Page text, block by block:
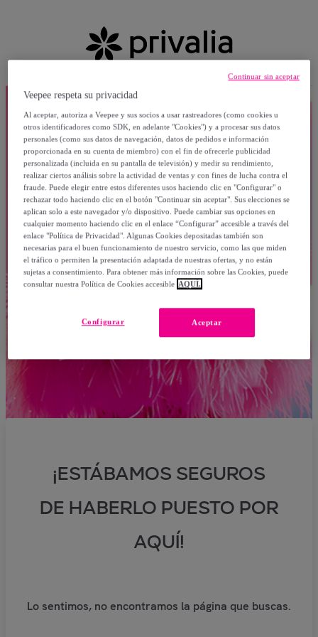
¡ESTÁBAMOS SEGUROS
DE HABERLO PUESTO POR
AQUÍ!
Lo sentimos, no encontramos la página que buscas.
Veepee respeta su privacidad
Al aceptar, autoriza a Veepee y sus socios a usar rastreadores (como cookies u
otros identificadores como SDK, en adelante "Cookies") y a procesar sus datos
personales (como sus datos de navegación, datos de pedidos e información
proporcionada en su cuenta de miembro) con el fin de ofrecerle publicidad
personalizada (incluida en su pantalla de televisión) y medir su rendimiento,
realizar ciertos análisis sobre la actividad de ventas y con fines de lucha contra el
fraude. Puede elegir entre estos diferentes usos haciendo clic en "Configurar" o
rechazar todo haciendo clic en el botón "Continuar sin aceptar". Sus elecciones se
aplican solo a este navegador y/o dispositivo. Puede cambiar sus opciones en
cualquier momento haciendo clic en el enlace “Configurar” accesible a través del
enlace "Política de Privacidad". Algunas Cookies depositadas también son
necesarias para el buen funcionamiento de nuestro servicio, como las que miden
el tráfico o permiten la presentación adaptada de nuestras ofertas, y no están
sujetas a consentimiento. Para obtener más información sobre las Cookies, puede
consultar nuestra Política de Cookies accesible AQUÍ.
Aceptar
Configurar
Continuar sin aceptar